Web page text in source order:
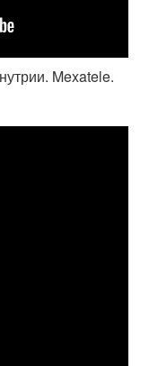
Mexatele.